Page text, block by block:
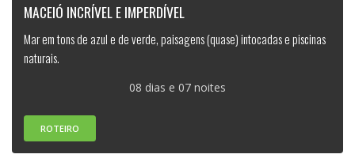
MACEIÓ INCRÍVEL E IMPERDÍVEL
Mar em tons de azul e de verde, paisagens (quase) intocadas e piscinas
naturais.
08 dias e 07 noites
ROTEIRO